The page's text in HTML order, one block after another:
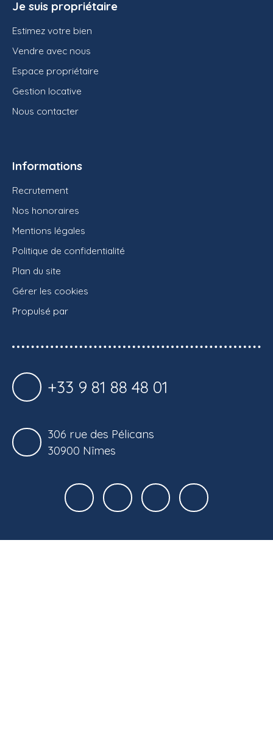
Je suis propriétaire
Estimez votre bien
Vendre avec nous
Espace propriétaire
Gestion locative
Nous contacter
Informations
Recrutement
Nos honoraires
Mentions légales
Politique de confidentialité
Plan du site
Gérer les cookies
Propulsé par
+33 9 81 88 48 01
306 rue des Pélicans
30900 Nîmes